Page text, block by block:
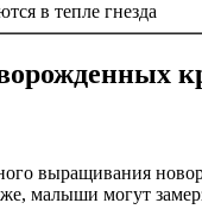
в тепле гнезда
выращивания
малыши могут